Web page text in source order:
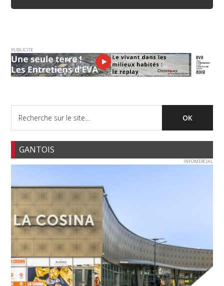
PUBLICITE
GANTOIS
INFOMERCIAL